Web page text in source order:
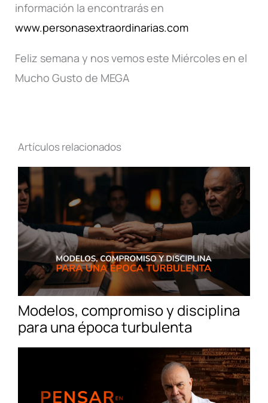
información la encontrarás en
www.personasextraordinarias.com
Feliz semana y nos vemos este Miércoles en el
Mucho Gusto de MEGA
Artículos relacionados
Modelos, compromiso y disciplina
para una época turbulenta